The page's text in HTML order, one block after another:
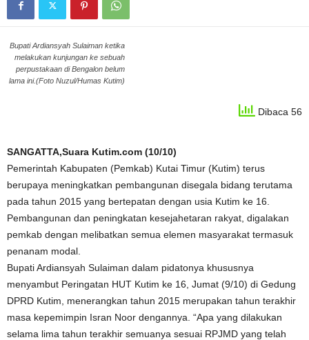
Bupati Ardiansyah Sulaiman ketika
melakukan kunjungan ke sebuah
perpustakaan di Bengalon belum
lama ini.(Foto Nuzul/Humas Kutim)
Dibaca 56
SANGATTA,Suara Kutim.com (10/10)
Pemerintah Kabupaten (Pemkab) Kutai Timur (Kutim) terus
berupaya meningkatkan pembangunan disegala bidang terutama
pada tahun 2015 yang bertepatan dengan usia Kutim ke 16.
Pembangunan dan peningkatan kesejahetaran rakyat, digalakan
pemkab dengan melibatkan semua elemen masyarakat termasuk
penanam modal.
Bupati Ardiansyah Sulaiman dalam pidatonya khususnya
menyambut Peringatan HUT Kutim ke 16, Jumat (9/10) di Gedung
DPRD Kutim, menerangkan tahun 2015 merupakan tahun terakhir
masa kepemimpin Isran Noor dengannya. “Apa yang dilakukan
selama lima tahun terakhir semuanya sesuai RPJMD yang telah